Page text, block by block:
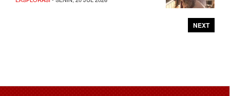
NEXT